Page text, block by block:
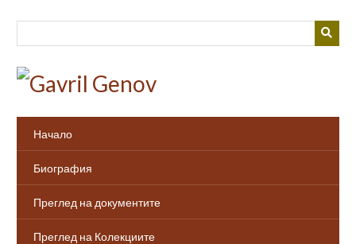
към
Начало
Биография
Преглед на документите
Преглед на Колекциите